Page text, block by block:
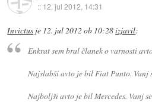
:: 12. jul 2012, 14:31
Invictus je 12. jul 2012 ob 10:28izjavil:
Enkrat sem bral članek o varnosti
Najslabši avto je bil Fiat Punto. Vanj
Najboljši avto je bil Mercedes. Vanj